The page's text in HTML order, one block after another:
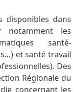
disponibles dans
notamment les
santé-
et santé travail
Des
Régionale du
concernant les